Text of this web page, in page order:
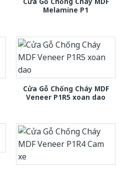
Melamine P1
Cửa Gỗ Chống Cháy MDF
Veneer P1R5 xoan dao